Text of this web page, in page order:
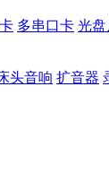
多串口卡 光盘
头音响 扩音器